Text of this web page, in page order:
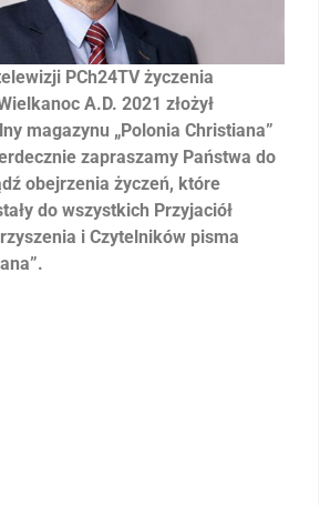
PCh24TV życzenia
A.D. 2021 złożył
magazynu „Polonia Christiana”
zapraszamy Państwa do
obejrzenia życzeń, które
do wszystkich Przyjaciół
i Czytelników pisma